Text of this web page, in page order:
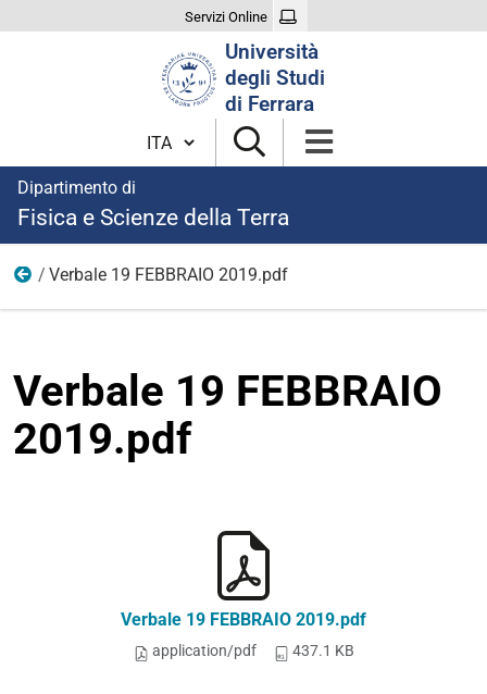
Servizi Online
Università
degli Studi
di Ferrara
Cambia lingua
Dipartimento di
Fisica e Scienze della Terra
2019
Verbale 19 FEBBRAIO 2019.pdf
Verbale 19 FEBBRAIO
2019.pdf
Verbale 19 FEBBRAIO 2019.pdf
application/pdf 437.1 KB